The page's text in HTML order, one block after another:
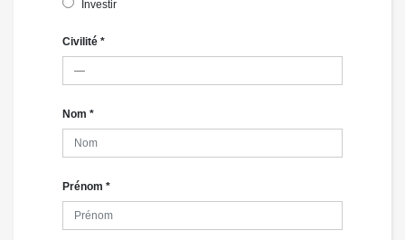
Investir
Civilité*
Nom*
Prénom*